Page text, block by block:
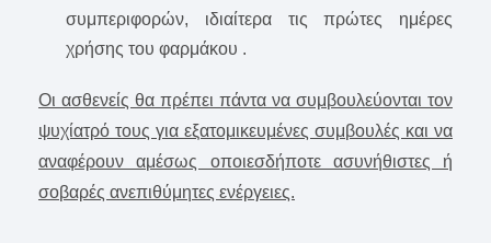
συμπεριφορών, ιδιαίτερα τις πρώτες ημέρες
χρήσης του φαρμάκου .
Οι ασθενείς θα πρέπει πάντα να συμβουλεύονται τον
ψυχίατρό τους για εξατομικευμένες συμβουλές και να
αναφέρουν αμέσως οποιεσδήποτε ασυνήθιστες ή
σοβαρές ανεπιθύμητες ενέργειες.